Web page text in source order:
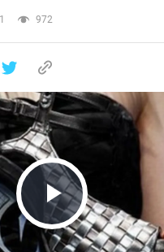
972
Play